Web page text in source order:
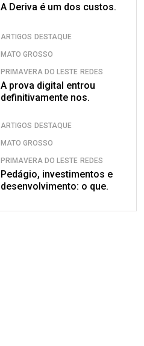
A Deriva é um dos custos.
ARTIGOS DESTAQUE
MATO GROSSO
PRIMAVERA DO LESTE REDES
A prova digital entrou
definitivamente nos.
ARTIGOS DESTAQUE
MATO GROSSO
PRIMAVERA DO LESTE REDES
Pedágio, investimentos e
desenvolvimento: o que.